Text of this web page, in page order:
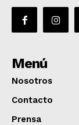
Menú
Nosotros
Contacto
Prensa